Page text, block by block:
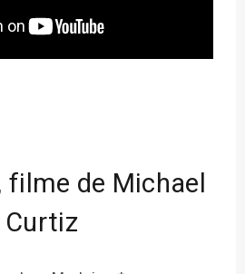
filme de Michael
Curtiz